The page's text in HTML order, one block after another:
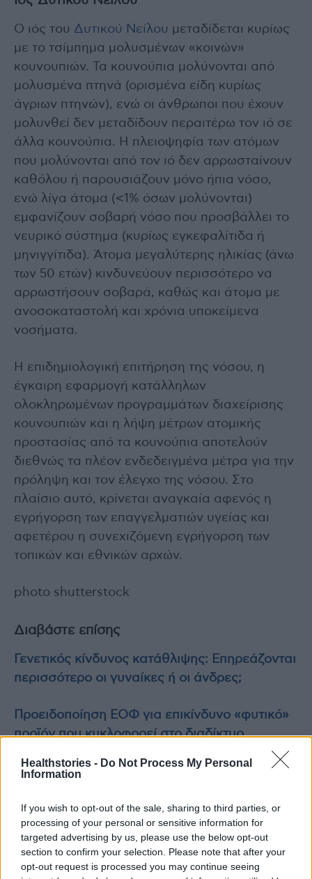
Healthstories - Do Not Process My Personal
Information
If you wish to opt-out of the sale, sharing to third parties, or
processing of your personal or sensitive information for
targeted advertising by us, please use the below opt-out
section to confirm your selection. Please note that after your
opt-out request is processed you may continue seeing
Ο ιός του Δυτικού Νείλου μεταδίδεται κυρίως
με το τσίμπημα μολυσμένων «κοινών»
κουνουπιών. Τα κουνούπια μολύνονται από
μολυσμένα πτηνά (ορισμένα είδη κυρίως
άγριων πτηνών), ενώ οι άνθρωποι που έχουν
μολυνθεί δεν μεταδίδουν περαιτέρω τον ιό σε
άλλα κουνούπια. Η πλειοψηφία των ατόμων
που μολύνονται από τον ιό δεν αρρωσταίνουν
καθόλου ή παρουσιάζουν μόνο ήπια νόσο,
ενώ λίγα άτομα (<1% όσων μολύνονται)
εμφανίζουν σοβαρή νόσο που προσβάλλει το
νευρικό σύστημα (κυρίως εγκεφαλίτιδα ή
μηνιγγίτιδα). Άτομα μεγαλύτερης ηλικίας (άνω
των 50 ετών) κινδυνεύουν περισσότερο να
αρρωστήσουν σοβαρά, καθώς και άτομα με
ανοσοκαταστολή και χρόνια υποκείμενα
νοσήματα.
Η επιδημιολογική επιτήρηση της νόσου, η
έγκαιρη εφαρμογή κατάλληλων
ολοκληρωμένων προγραμμάτων διαχείρισης
κουνουπιών και η λήψη μέτρων ατομικής
προστασίας από τα κουνούπια αποτελούν
διεθνώς τα πλέον ενδεδειγμένα μέτρα για την
πρόληψη και τον έλεγχο της νόσου. Στο
πλαίσιο αυτό, κρίνεται αναγκαία αφενός η
εγρήγορση των επαγγελματιών υγείας και
αφετέρου η συνεχιζόμενη εγρήγορση των
τοπικών και εθνικών αρχών.
photo shutterstock
Διαβάστε επίσης
Γενετικός κίνδυνος κατάθλιψης: Επηρεάζονται
περισσότερο οι γυναίκες ή οι άνδρες;
Προειδοποίηση ΕΟΦ για επικίνδυνο «φυτικό»
προϊόν που κυκλοφορεί στο διαδίκτυο